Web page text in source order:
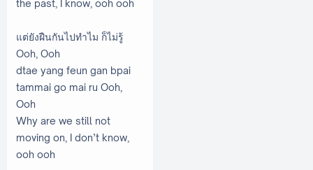
the past, I know, ooh ooh
แต่ยังฝืนกันไปทำไม ก็ไม่รู้
Ooh, Ooh
dtae yang feun gan bpai
tammai go mai ru Ooh,
Ooh
Why are we still not
moving on, I don’t know,
ooh ooh